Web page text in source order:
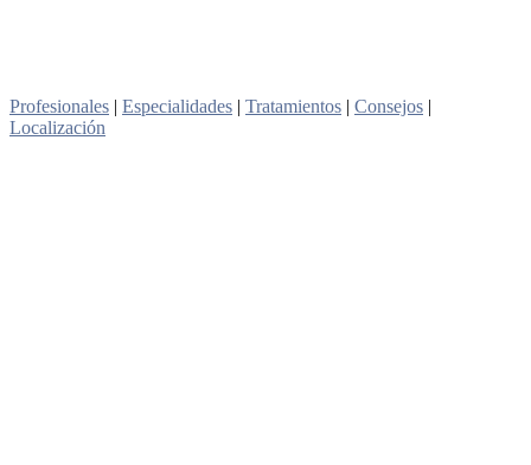
Profesionales | Especialidades | Tratamientos | Consejos |
Localización